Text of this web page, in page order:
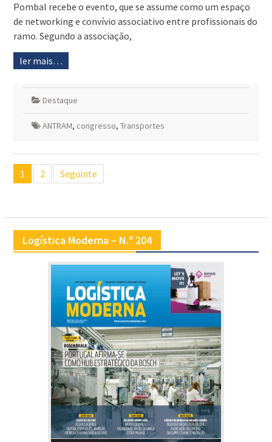
Pombal recebe o evento, que se assume como um espaço
de networking e convívio associativo entre profissionais do
ramo. Segundo a associação,
ler mais…
Destaque
ANTRAM, congresso, Transportes
Navegação
de
1 2 Seguinte
Logística Moderna – N.º 204